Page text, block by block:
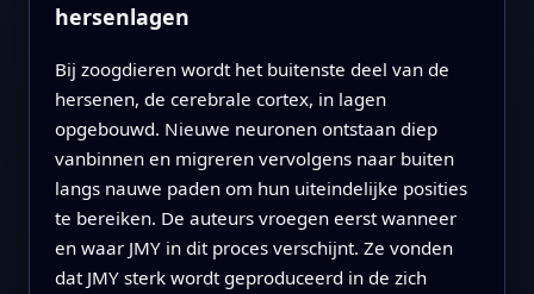
hersenlagen
Bij zoogdieren wordt het buitenste deel van de
hersenen, de cerebrale cortex, in lagen
opgebouwd. Nieuwe neuronen ontstaan diep
vanbinnen en migreren vervolgens naar buiten
langs nauwe paden om hun uiteindelijke posities
te bereiken. De auteurs vroegen eerst wanneer
en waar JMY in dit proces verschijnt. Ze vonden
dat JMY sterk wordt geproduceerd in de zich